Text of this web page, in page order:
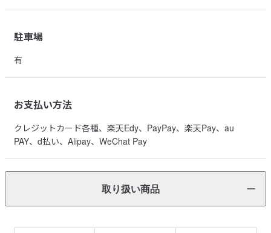
駐車場
有
お支払い方法
クレジットカード各種、楽天Edy、PayPay、楽天Pay、au
PAY、d払い、Alipay、WeChat Pay
取り扱い商品